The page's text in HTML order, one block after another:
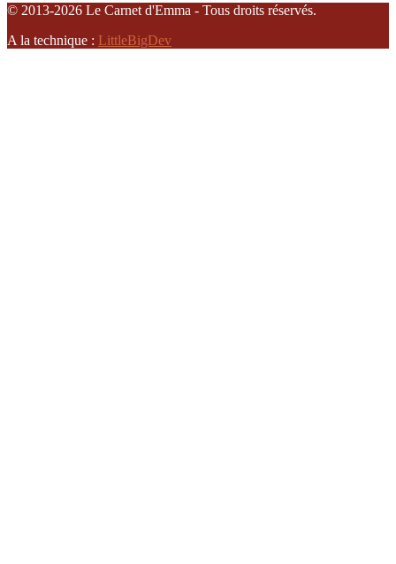
© 2013-2026 Le Carnet d'Emma - Tous droits réservés.
A la technique : LittleBigDev